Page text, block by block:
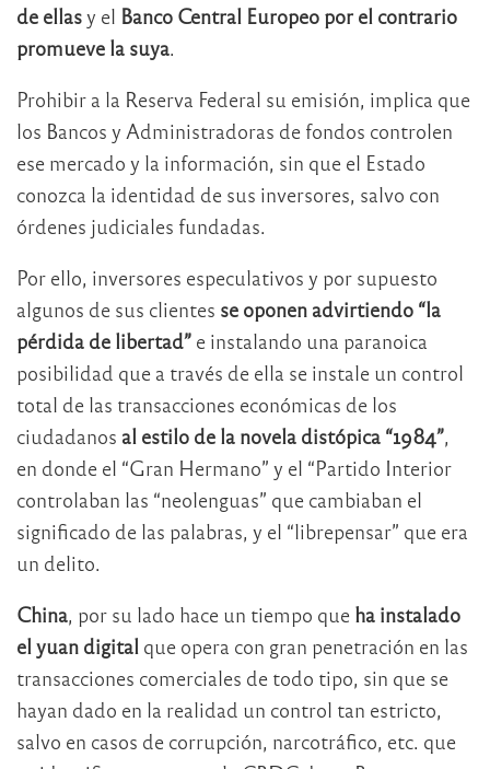
de ellasy el Banco Central Europeo por el contrario
promueve la suya.
Prohibir a la Reserva Federal su emisión, implica que
los Bancos y Administradoras de fondos controlen
ese mercado y la información, sin que el Estado
conozca la identidad de sus inversores, salvo con
órdenes judiciales fundadas.
Por ello, inversores especulativos y por supuesto
algunos de sus clientes se oponen advirtiendo “la
pérdida de libertad” e instalando una paranoica
posibilidad que a través de ella se instale un control
total de las transacciones económicas de los
ciudadanos al estilo de la novela distópica “1984”,
en donde el “Gran Hermano” y el “Partido Interior
controlaban las “neolenguas” que cambiaban el
significado de las palabras, y el “librepensar” que era
un delito.
China, por su lado hace un tiempo que ha instalado
el yuan digital que opera con gran penetración en las
transacciones comerciales de todo tipo, sin que se
hayan dado en la realidad un control tan estricto,
salvo en casos de corrupción, narcotráfico, etc. que